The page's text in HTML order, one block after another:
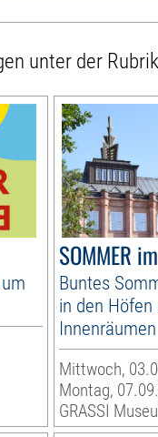
unter der
SOMMER
Buntes
in den Höfen
Innenräumen
Mittwoch,
Montag,
GRASSI